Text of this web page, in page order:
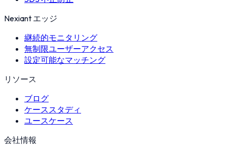
Nexiant エッジ
継続的モニタリング
無制限ユーザーアクセス
設定可能なマッチング
リソース
ブログ
ケーススタディ
ユースケース
会社情報